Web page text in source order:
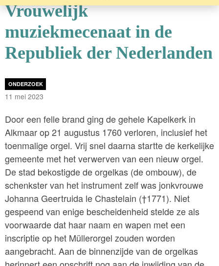
Vrouwelijk
muziekmecenaat in de
Republiek der Nederlanden
ONDERZOEK
11 mei 2023
Door een felle brand ging de gehele Kapelkerk in
Alkmaar op 21 augustus 1760 verloren, inclusief het
toenmalige orgel. Vrij snel daarna startte de kerkelijke
gemeente met het verwerven van een nieuw orgel.
De stad bekostigde de orgelkas (de ombouw), de
schenkster van het instrument zelf was jonkvrouwe
Johanna Geertruida le Chastelain (†1771). Niet
gespeend van enige bescheidenheid stelde ze als
voorwaarde dat haar naam en wapen met een
inscriptie op het Müllerorgel zouden worden
aangebracht. Aan de binnenzijde van de orgelkas